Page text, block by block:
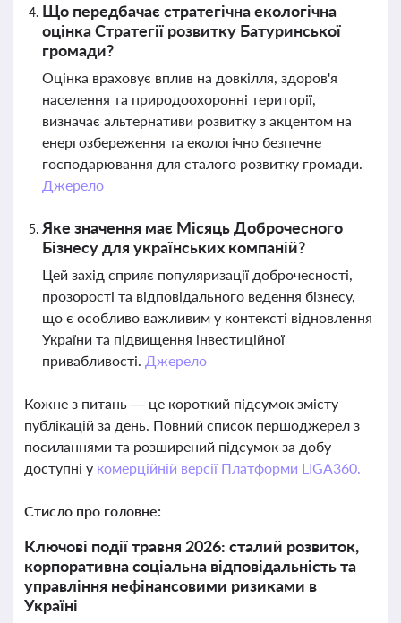
Що передбачає стратегічна екологічна
оцінка Стратегії розвитку Батуринської
громади?
Оцінка враховує вплив на довкілля, здоров'я
населення та природоохоронні території,
визначає альтернативи розвитку з акцентом на
енергозбереження та екологічно безпечне
господарювання для сталого розвитку громади.
Джерело
Яке значення має Місяць Доброчесного
Бізнесу для українських компаній?
Цей захід сприяє популяризації доброчесності,
прозорості та відповідального ведення бізнесу,
що є особливо важливим у контексті відновлення
України та підвищення інвестиційної
привабливості. Джерело
Кожне з питань — це короткий підсумок змісту
публікацій за день. Повний список першоджерел з
посиланнями та розширений підсумок за добу
доступні у комерційній версії Платформи LIGA360.
Стисло про головне:
Ключові події травня 2026: сталий розвиток,
корпоративна соціальна відповідальність та
управління нефінансовими ризиками в
Україні